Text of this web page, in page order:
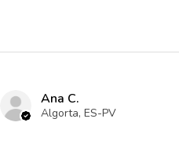
Ana C.
Algorta, ES-PV